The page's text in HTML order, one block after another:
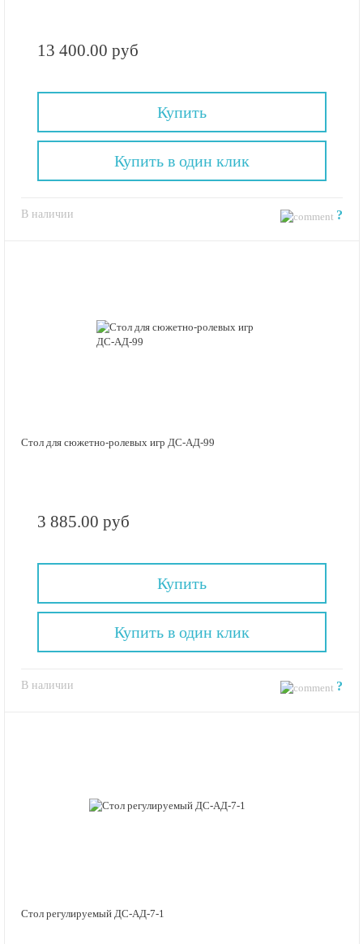
13 400.00 руб
Купить
В наличии ?
Купить в один клик
Стол для сюжетно-ролевых игр ДС-АД-99
3 885.00 руб
Купить
В наличии ?
Купить в один клик
Стол регулируемый ДС-АД-7-1